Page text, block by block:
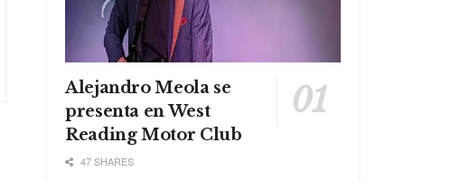
Alejandro Meola se
presenta en West
Reading Motor Club
47 SHARES